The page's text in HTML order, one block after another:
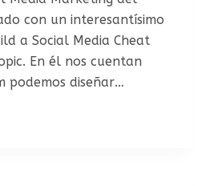
con un interesantísimo
a Social Media Cheat
En él nos cuentan
podemos diseñar…